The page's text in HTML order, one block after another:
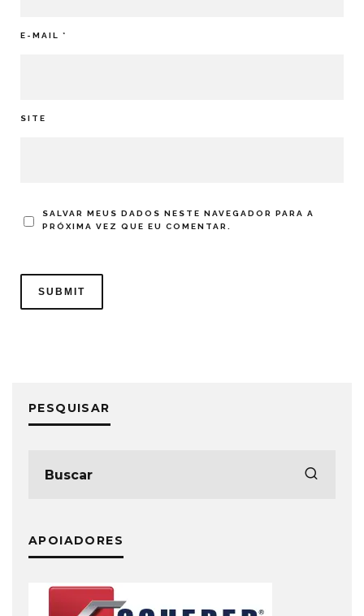
E-MAIL *
SITE
SALVAR MEUS DADOS NESTE NAVEGADOR PARA A
PRÓXIMA VEZ QUE EU COMENTAR.
PESQUISAR
APOIADORES